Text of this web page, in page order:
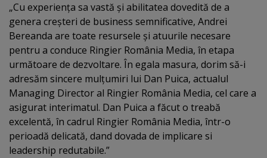
„Cu experienţa sa vastă şi abilitatea dovedită de a
genera creşteri de business semnificative, Andrei
Bereanda are toate resursele şi atuurile necesare
pentru a conduce Ringier România Media, în etapa
următoare de dezvoltare. În egala masura, dorim să-i
adresăm sincere mulţumiri lui Dan Puica, actualul
Managing Director al Ringier România Media, cel care a
asigurat interimatul. Dan Puica a făcut o treabă
excelentă, în cadrul Ringier România Media, într-o
perioadă delicată, dand dovada de implicare si
leadership redutabile.”